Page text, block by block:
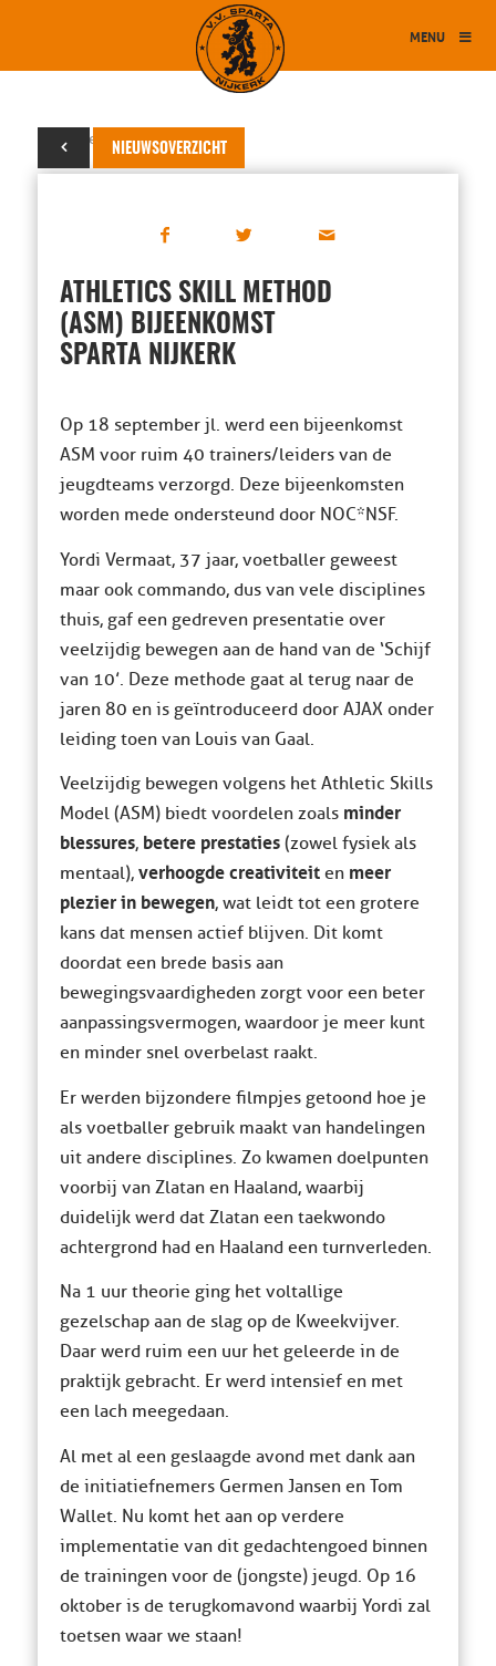
MENU
NIEUWSOVERZICHT
20 september 2025
ATHLETICS SKILL METHOD
(ASM) BIJEENKOMST
SPARTA NIJKERK
Op 18 september jl. werd een bijeenkomst
ASM voor ruim 40 trainers/leiders van de
jeugdteams verzorgd. Deze bijeenkomsten
worden mede ondersteund door NOC*NSF.
Yordi Vermaat, 37 jaar, voetballer geweest
maar ook commando, dus van vele disciplines
thuis, gaf een gedreven presentatie over
veelzijdig bewegen aan de hand van de ‘Schijf
van 10’. Deze methode gaat al terug naar de
jaren 80 en is geïntroduceerd door AJAX onder
leiding toen van Louis van Gaal.
Veelzijdig bewegen volgens het Athletic Skills
Model (ASM) biedt voordelen zoals minder
blessures, betere prestaties(zowel fysiek als
mentaal), verhoogde creativiteiten meer
plezier in bewegen, wat leidt tot een grotere
kans dat mensen actief blijven. Dit komt
doordat een brede basis aan
bewegingsvaardigheden zorgt voor een beter
aanpassingsvermogen, waardoor je meer kunt
en minder snel overbelast raakt.
Er werden bijzondere filmpjes getoond hoe je
als voetballer gebruik maakt van handelingen
uit andere disciplines. Zo kwamen doelpunten
voorbij van Zlatan en Haaland, waarbij
duidelijk werd dat Zlatan een taekwondo
achtergrond had en Haaland een turnverleden.
Na 1 uur theorie ging het voltallige
gezelschap aan de slag op de Kweekvijver.
Daar werd ruim een uur het geleerde in de
praktijk gebracht. Er werd intensief en met
een lach meegedaan.
Al met al een geslaagde avond met dank aan
de initiatiefnemers Germen Jansen en Tom
Wallet. Nu komt het aan op verdere
implementatie van dit gedachtengoed binnen
de trainingen voor de (jongste) jeugd. Op 16
oktober is de terugkomavond waarbij Yordi zal
toetsen waar we staan!